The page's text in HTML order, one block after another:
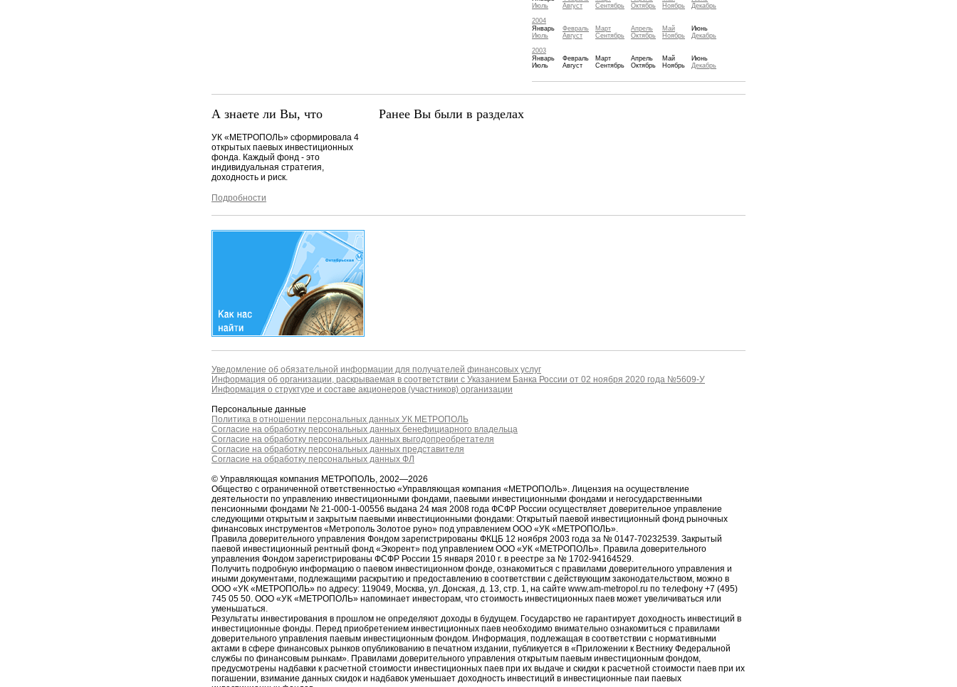
Июль
Август Сентябрь Октябрь Ноябрь Декабрь
2004
Январь
Февраль Март Апрель Май
Июнь
Июль
Август Сентябрь Октябрь Ноябрь Декабрь
2003
Январь
Февраль Март Апрель Май
Июнь
Июль
Август Сентябрь Октябрь Ноябрь Декабрь
А знаете ли Вы, что
УК «МЕТРОПОЛЬ» сформировала 4
открытых паевых инвестиционных
фонда. Каждый фонд - это
индивидуальная стратегия,
доходность и риск.
Подробности
Ранее Вы были в разделах
Уведомление об обязательной информации для получателей финансовых услуг
Информация об организации, раскрываемая в соответствии с Указанием Банка России от 02 ноября 2020 года №5609-У
Информация о структуре и составе акционеров (участников) организации
Персональные данные
Политика в отношении персональных данных УК МЕТРОПОЛЬ
Согласие на обработку персональных данных бенефициарного владельца
Согласие на обработку персональных данных выгодопреобретателя
Согласие на обработку персональных данных представителя
Согласие на обработку персональных данных ФЛ
© Управляющая компания МЕТРОПОЛЬ, 2002—2026
Общество с ограниченной ответственностью «Управляющая компания «МЕТРОПОЛЬ». Лицензия на осуществление
деятельности по управлению инвестиционными фондами, паевыми инвестиционными фондами и негосударственными
пенсионными фондами № 21-000-1-00556 выдана 24 мая 2008 года ФСФР России осуществляет доверительное управление
следующими открытым и закрытым паевыми инвестиционными фондами: Открытый паевой инвестиционный фонд рыночных
финансовых инструментов «Метрополь Золотое руно» под управлением ООО «УК «МЕТРОПОЛЬ».
Правила доверительного управления Фондом зарегистрированы ФКЦБ 12 ноября 2003 года за № 0147-70232539. Закрытый
паевой инвестиционный рентный фонд «Экорент» под управлением ООО «УК «МЕТРОПОЛЬ». Правила доверительного
управления Фондом зарегистрированы ФСФР России 15 января 2010 г. в реестре за № 1702-94164529.
Получить подробную информацию о паевом инвестиционном фонде, ознакомиться с правилами доверительного управления и
иными документами, подлежащими раскрытию и предоставлению в соответствии с действующим законодательством, можно в
ООО «УК «МЕТРОПОЛЬ» по адресу: 119049, Москва, ул. Донская, д. 13, стр. 1, на сайте www.am-metropol.ru по телефону +7 (495)
745 05 50. ООО «УК «МЕТРОПОЛЬ» напоминает инвесторам, что стоимость инвестиционных паев может увеличиваться или
уменьшаться.
Результаты инвестирования в прошлом не определяют доходы в будущем. Государство не гарантирует доходность инвестиций в
инвестиционные фонды. Перед приобретением инвестиционных паев необходимо внимательно ознакомиться с правилами
доверительного управления паевым инвестиционным фондом. Информация, подлежащая в соответствии с нормативными
актами в сфере финансовых рынков опубликованию в печатном издании, публикуется в «Приложении к Вестнику Федеральной
службы по финансовым рынкам». Правилами доверительного управления открытым паевым инвестиционным фондом,
предусмотрены надбавки к расчетной стоимости инвестиционных паев при их выдаче и скидки к расчетной стоимости паев при их
погашении, взимание данных скидок и надбавок уменьшает доходность инвестиций в инвестиционные паи паевых